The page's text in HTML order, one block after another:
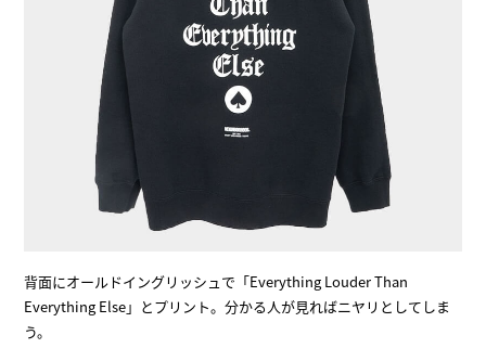
背面にオールドイングリッシュで「Everything Louder Than
Everything Else」とプリント。分かる人が見ればニヤリとしてしま
う。